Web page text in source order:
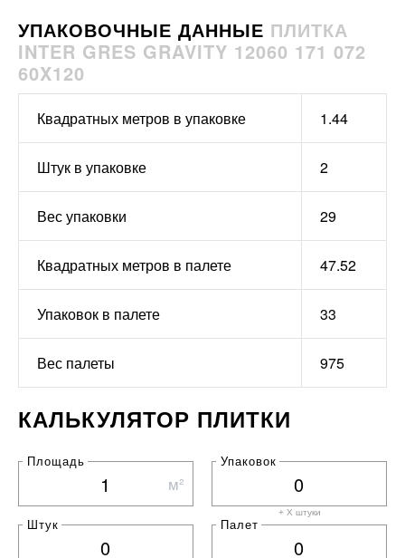
УПАКОВОЧНЫЕ ДАННЫЕ ПЛИТКА
INTER GRES GRAVITY 12060 171 072
60X120
Квадратных метров в упаковке 1.44
Штук в упаковке 2
Вес упаковки 29
Квадратных метров в палете 47.52
Упаковок в палете 33
Вес палеты 975
КАЛЬКУЛЯТОР ПЛИТКИ
Площадь
м²
Упаковок
+ X штуки
Штук Палет